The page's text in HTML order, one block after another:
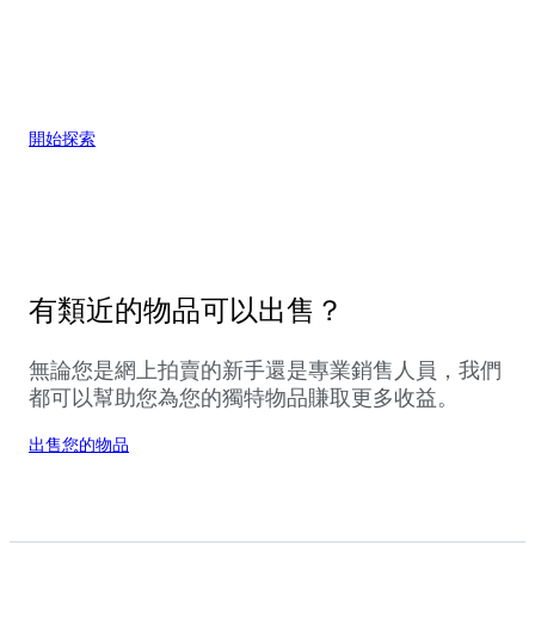
開始探索
有類近的物品可以出售？
無論您是網上拍賣的新手還是專業銷售人員，我們
都可以幫助您為您的獨特物品賺取更多收益。
出售您的物品